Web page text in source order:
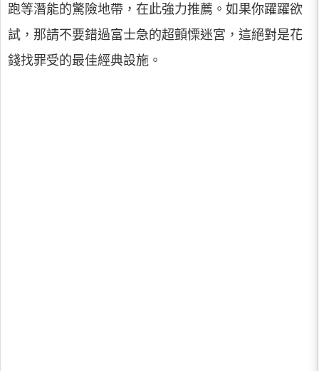
跑等潛能的驚險地帶，在此強力推薦。如果你躍躍欲
試，那請不要錯過富士急的超顫慄迷宮，這絕對是花
錢找罪受的最佳經典設施。